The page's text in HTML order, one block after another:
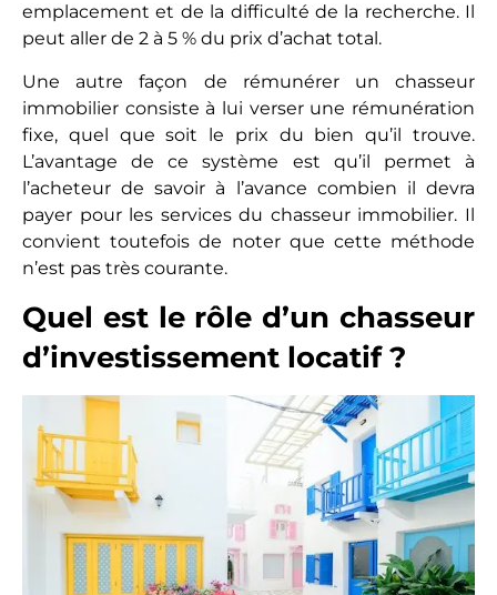
emplacement et de la difficulté de la recherche. Il
peut aller de 2 à 5 % du prix d’achat total.
Une autre façon de rémunérer un chasseur
immobilier consiste à lui verser une rémunération
fixe, quel que soit le prix du bien qu’il trouve.
L’avantage de ce système est qu’il permet à
l’acheteur de savoir à l’avance combien il devra
payer pour les services du chasseur immobilier. Il
convient toutefois de noter que cette méthode
n’est pas très courante.
Quel est le rôle d’un chasseur
d’investissement locatif ?